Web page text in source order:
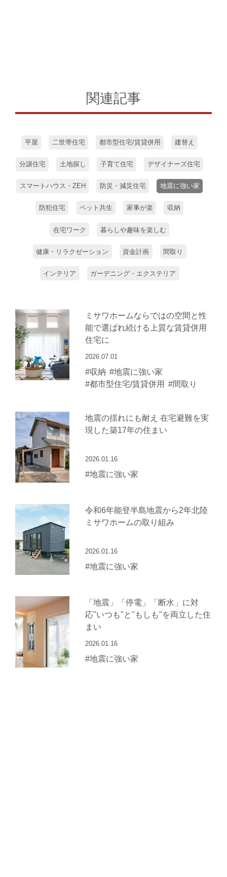
関連記事
平屋 二世帯住宅 都市型住宅/賃貸併用 建替え
分譲住宅 土地探し 子育て住宅 デザイナーズ住宅
スマートハウス・ZEH 防災・減災住宅 地震に強い家
防犯住宅 ペット共生 家事が楽 収納
在宅ワーク 暮らしや趣味を楽しむ
健康・リラクゼーション 資金計画 間取り
インテリア ガーデニング・エクステリア
ミサワホームならではの空間と性
能で選ばれ続ける上質な賃貸併用
住宅に
2026.07.01
#収納 #地震に強い家
#都市型住宅/賃貸併用 #間取り
地震の揺れにも耐え 在宅避難を実
現した築17年の住まい
2026.01.16
#地震に強い家
令和6年能登半島地震から2年北陸
ミサワホームの取り組み
2026.01.16
#地震に強い家
「地震」「停電」「断水」に対
応"いつも"と"もしも"を両立した住
まい
2026.01.16
#地震に強い家